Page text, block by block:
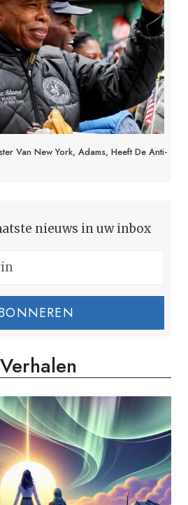
Van New York, Adams, Heeft De Anti-
nieuws in uw inbox